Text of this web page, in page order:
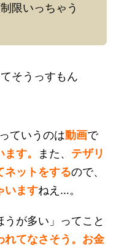
限いっちゃう
そうっすもん
ていうのは動画で
す。 また、 テザリ
ネットをするので、
いますねえ…。
が多い」ってこと
れてなさそう。お金